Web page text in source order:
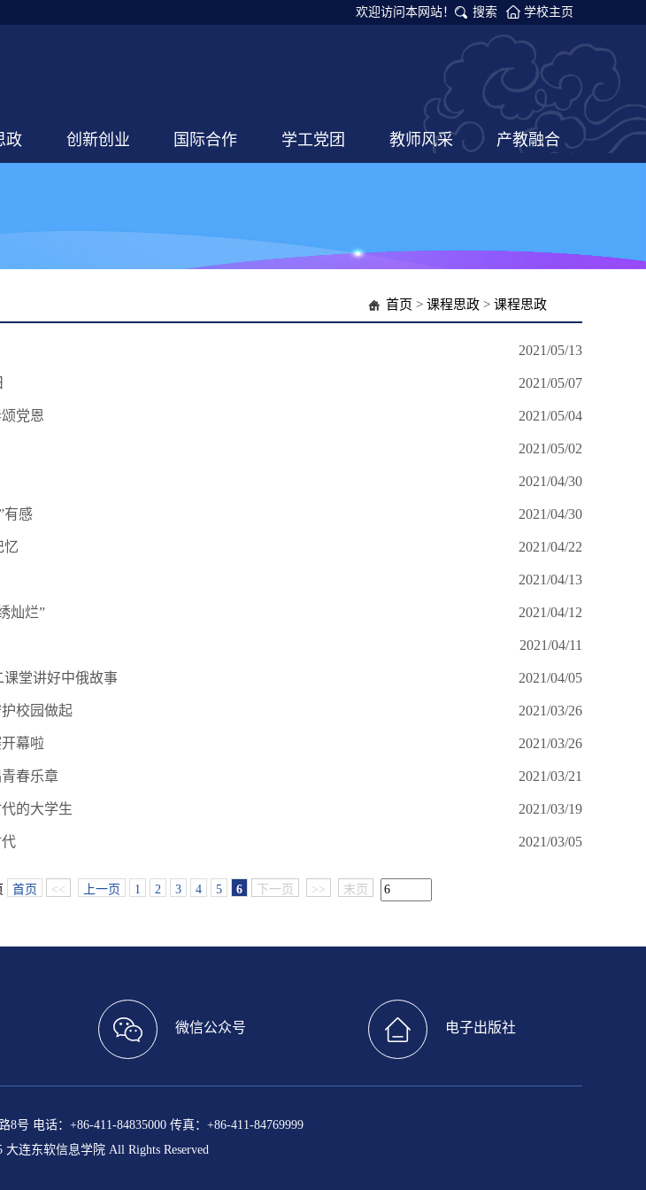
欢迎访问本网站！ 搜索 学校主页
政 创新创业 国际合作 学工党团 教师风采 产教融合
首页 > 课程思政 > 课程思政
2021/05/13
2021/05/07
2021/05/04
党恩
2021/05/02
2021/04/30
2021/04/30
有感
2021/04/22
忆
2021/04/13
2021/04/12
灿烂”
2021/04/11
2021/04/05
课堂讲好中俄故事
2021/03/26
校园做起
2021/03/26
幕啦
2021/03/21
春乐章
2021/03/19
的大学生
2021/03/05
首页 << 上一页 1 2 3 4 5 6 下一页 >> 末页
微信公众号 电子出版社
号 电话：+86-411-84835000 传真：+86-411-84769999
大连东软信息学院 All Rights Reserved